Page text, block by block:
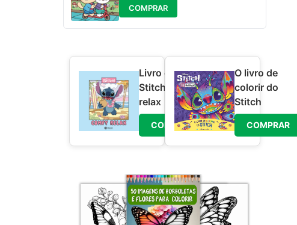
COMPRAR
Livro colorir
Stitch Comfy
relax
COMPRAR
O livro de
colorir do
Stitch
COMPRAR